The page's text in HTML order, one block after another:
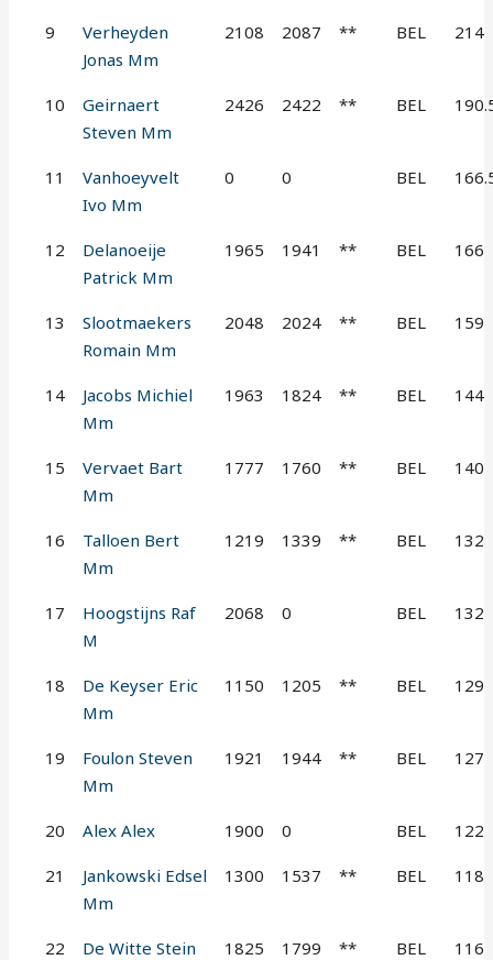
9
Verheyden
Jonas Mm
2108 2087 ** BEL 214
10
Geirnaert
Steven Mm
2426 2422 ** BEL
11
Vanhoeyvelt
Ivo Mm
0 0 BEL
12
Delanoeije
Patrick Mm
1965 1941 ** BEL 166
13
Slootmaekers
Romain Mm
2048 2024 ** BEL 159
14
Jacobs Michiel
Mm
1963 1824 ** BEL 144
15
Vervaet Bart
Mm
1777 1760 ** BEL 140
16
Talloen Bert
Mm
1219 1339 ** BEL 132
17
Hoogstijns Raf
M
2068 0 BEL 132
18
De Keyser Eric
Mm
1150 1205 ** BEL 129
19
Foulon Steven
Mm
1921 1944 ** BEL 127
20 Alex Alex 1900 0 BEL 122
21
Jankowski Edsel
Mm
1300 1537 ** BEL 118
22
De Witte Stein
1825 1799 ** BEL 116